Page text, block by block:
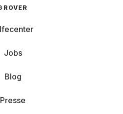
Jobs
Blog
Presse